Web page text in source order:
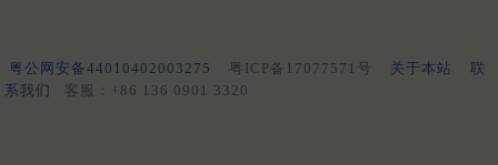
粤公网安备44010402003275 粤ICP备17077571号 关于本站
联
系我们
客服：+86 136 0901 3320